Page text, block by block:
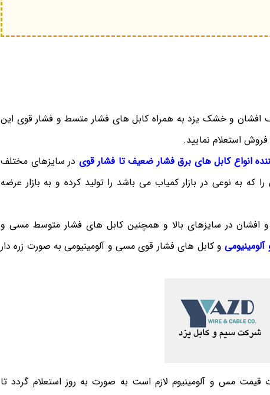
افشان و خشک یزد به همراه کابل های فشار متسط و فشار قوی این
فروش استعلام نمایید.
انواع کابل های برق فشار ضعیف تا فشار قوی در سایزهای مختلف
به نوعی در بازار کمیاب می باشد را تولید کرده و به بازار عرضه
در سایزهای بالا و همچنین کابل های فشار متوسط مسی و
و کابل های فشار قوی مسی و آلومینیومی به صورت زره دار
قیمت مس و آلومینیوم لازم است به صورت به روز استعلام گردد تا